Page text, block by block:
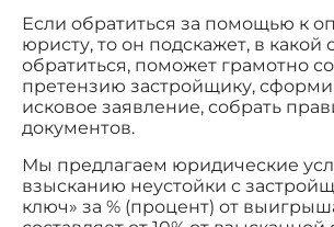
Если обратиться за помощью к
юристу, то он подскажет, в какой
обратиться, поможет грамотно
претензию застройщику,
исковое заявление, собрать
документов.
Мы предлагаем юридические
взысканию неустойки с
ключ» за % (процент) от